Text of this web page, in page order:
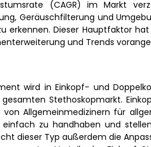
(CAGR) im Markt
Geräuschfilterung und
erkennen. Dieser Hauptfaktor
und Trends
wird in Einkopf- und
Stethoskopmarkt.
Allgemeinmedizinern für
zu handhaben und
dieser Typ außerdem die